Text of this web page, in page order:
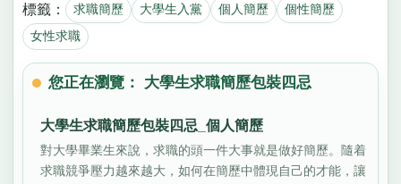
標籤： 求職簡歷 大學生入黨 個人簡歷
個性簡歷
女性求職
您正在瀏覽： 大學生求職簡歷包裝四忌
大學生求職簡歷包裝四忌_個人簡歷
對大學畢業生來說，求職的頭一件大事就是做好簡歷。隨着
求職競爭壓力越來越大，如何在簡歷中體現自己的才能，讓